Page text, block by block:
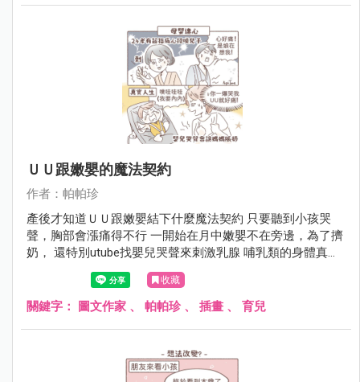
ＵＵ跟嫩嬰的魔法契約
作者：帕帕珍
產後才知道ＵＵ跟嫩嬰結下什麼魔法契約 只要聽到小孩哭
聲，胸部會漲痛得不行 一開始在月中嫩嬰不在旁邊，為了擠
奶， 還特別utube找嬰兒哭聲來刺激乳腺 哺乳類的身體真的
很不可思議啊（再次讚嘆）
收藏
關鍵字： 圖文作家 、 帕帕珍、 插畫 、 育兒